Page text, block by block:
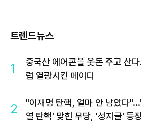
트렌드뉴스
1
중국산 에어콘을 웃돈 주고 산
럽 열광시킨 메이디
2
"이재명 탄핵, 얼마 안 남았다
열 탄핵' 맞힌 무당, '성지글' 등